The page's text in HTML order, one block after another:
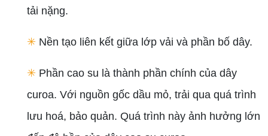
tải nặng.
✳ Nền tạo liên kết giữa lớp vải và phần bố dây.
✳ Phần cao su là thành phần chính của dây
curoa. Với nguồn gốc dầu mỏ, trải qua quá trình
lưu hoá, bảo quản. Quá trình này ảnh hưởng lớn